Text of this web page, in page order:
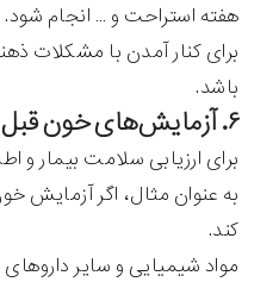
هفته استراحت و … انجام شود.
برای کنار آمدن با مشکلات
باشد.
۶. آزمایش‌های خون قبل از شیمی درمانی و در حین آن
برای ارزیابی سلامت بیمار و
به عنوان مثال، اگر
کند.
مواد شیمیایی و سایر